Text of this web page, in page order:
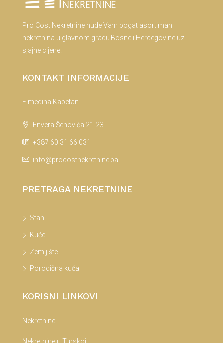
Pro Cost Nekretnine nude Vam bogat asortiman
nekretnina u glavnom gradu Bosne i Hercegovine uz
sjajne cijene.
KONTAKT INFORMACIJE
Elmedina Kapetan
Envera Šehovića 21-23
+387 60 31 66 031
info@procostnekretnine.ba
PRETRAGA NEKRETNINE
Stan
Kuće
Zemljište
Porodična kuća
KORISNI LINKOVI
Nekretnine
Nekretnine u Turskoj